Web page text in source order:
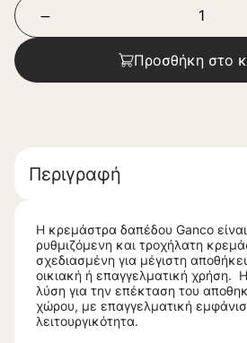
Προσθήκη στο
Περιγραφή
Η κρεμάστρα δαπέδου Ganco είναι
ρυθμιζόμενη και τροχήλατη
σχεδιασμένη για μέγιστη
οικιακή ή επαγγελματική χρήση.
λύση για την επέκταση του
χώρου, με επαγγελματική
λειτουργικότητα.